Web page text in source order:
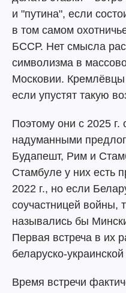
и "путина", если
в том самом
БССР. Нет смысла
символизма в
Московии. Кремлёвцы
если упустят такую
Поэтому они с 2025 г.
надуманными
Будапешт, Рим и
Стамбуле у них есть
2022 г., но если
соучастницей войны,
назывались бы
Первая встреча в их
беларуско-
Время встречи